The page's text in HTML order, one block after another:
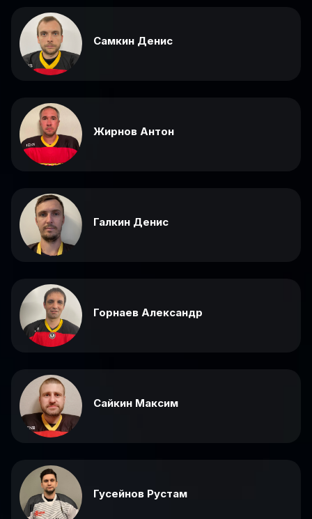
Самкин Денис
Жирнов Антон
Галкин Денис
Горнаев Александр
Сайкин Максим
Гусейнов Рустам